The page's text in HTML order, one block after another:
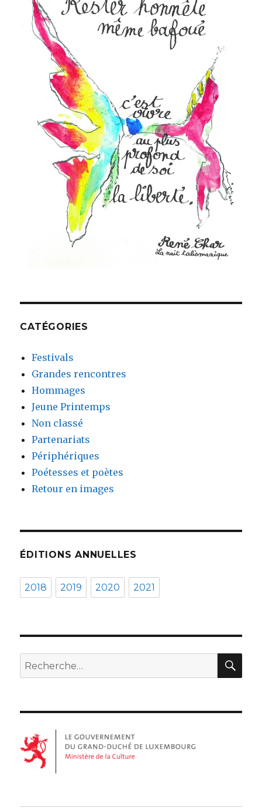
CATÉGORIES
Festivals
Grandes rencontres
Hommages
Jeune Printemps
Non classé
Partenariats
Périphériques
Poétesses et poètes
Retour en images
ÉDITIONS ANNUELLES
2018 2019 2020 2021
Recherche
pour :